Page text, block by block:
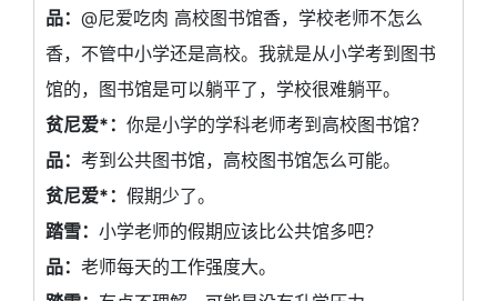
品： @尼爱吃肉 高校图书馆香，学校老师不怎么
香，不管中小学还是高校。我就是从小学考到图书
馆的，图书馆是可以躺平了，学校很难躺平。
贫尼爱*： 你是小学的学科老师考到高校图书馆？
品： 考到公共图书馆，高校图书馆怎么可能。
贫尼爱*： 假期少了。
踏雪： 小学老师的假期应该比公共馆多吧？
品： 老师每天的工作强度大。